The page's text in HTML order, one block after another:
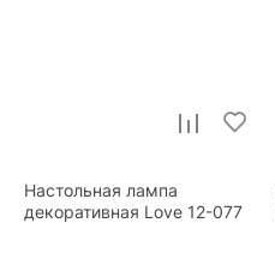
Настольная лампа
декоративная Love 12-077